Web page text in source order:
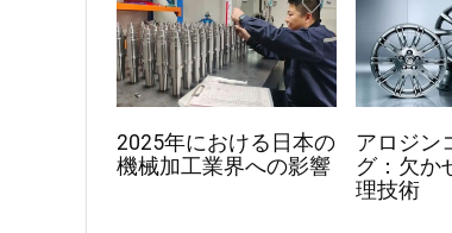
2025年における日本の
機械加工業界への影響
アロジン
グ：欠か
理技術